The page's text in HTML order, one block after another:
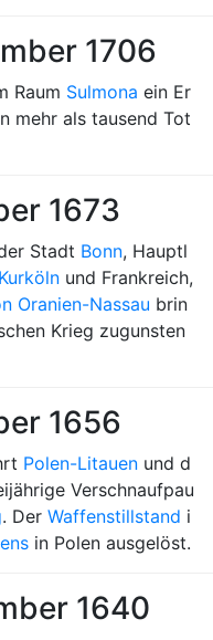
1706
Raum Sulmona ein Er
mehr als tausend Tot
1673
Stadt Bonn, Hauptl
Kurköln und Frankreich,
Oranien-Nassau brin
Krieg zugunsten
1656
Polen-Litauen und d
Verschnaufpau
. Der Waffenstillstand i
in Polen ausgelöst.
1640